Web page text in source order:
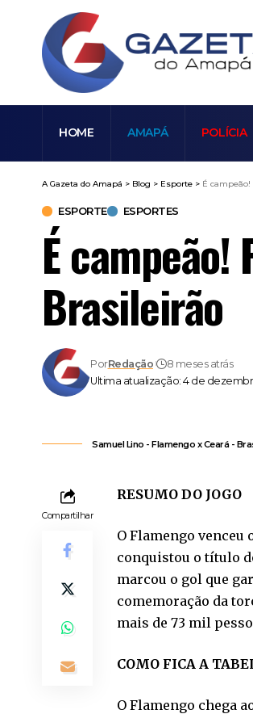
HOME AMAPÁ POLÍCIA
A Gazeta do Amapá > Blog > Esporte > É
ESPORTE ESPORTES
É
Brasileirão
Ultima atualização: 4 de
PorRedação 8 meses atrás
Samuel Lino - Flamengo x Ceará -
Compartilhar
RESUMO DO JOGO
O Flamengo venceu
conquistou o título
marcou o gol que
comemoração da
mais de 73 mil
COMO FICA A
O Flamengo chega